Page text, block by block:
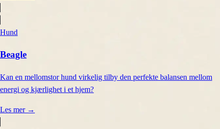
Hund
Beagle
Kan en mellomstor hund virkelig tilby den perfekte balansen mellom
energi og kjærlighet i et hjem?
Les mer →